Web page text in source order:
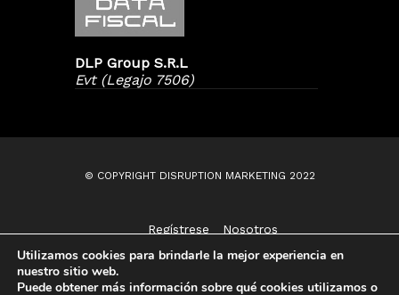
DLP Group S.R.L
Evt (Legajo 7506)
© COPYRIGHT DISRUPTION MARKETING 2022
Regístrese
Nosotros
Utilizamos cookies para brindarle la mejor experiencia en
nuestro sitio web.
Puede obtener más información sobre qué cookies utilizamos o